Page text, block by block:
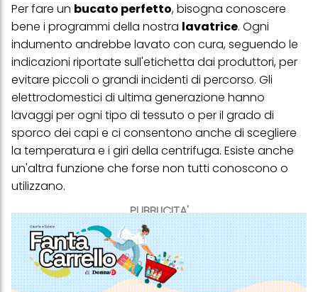
PUBBLICITA'
Per fare un bucato perfetto, bisogna conoscere
bene i programmi della nostra lavatrice. Ogni
indumento andrebbe lavato con cura, seguendo le
indicazioni riportate sull'etichetta dai produttori, per
evitare piccoli o grandi incidenti di percorso. Gli
elettrodomestici di ultima generazione hanno
lavaggi per ogni tipo di tessuto o per il grado di
sporco dei capi e ci consentono anche di scegliere
la temperatura e i giri della centrifuga. Esiste anche
un'altra funzione che forse non tutti conoscono o
utilizzano.